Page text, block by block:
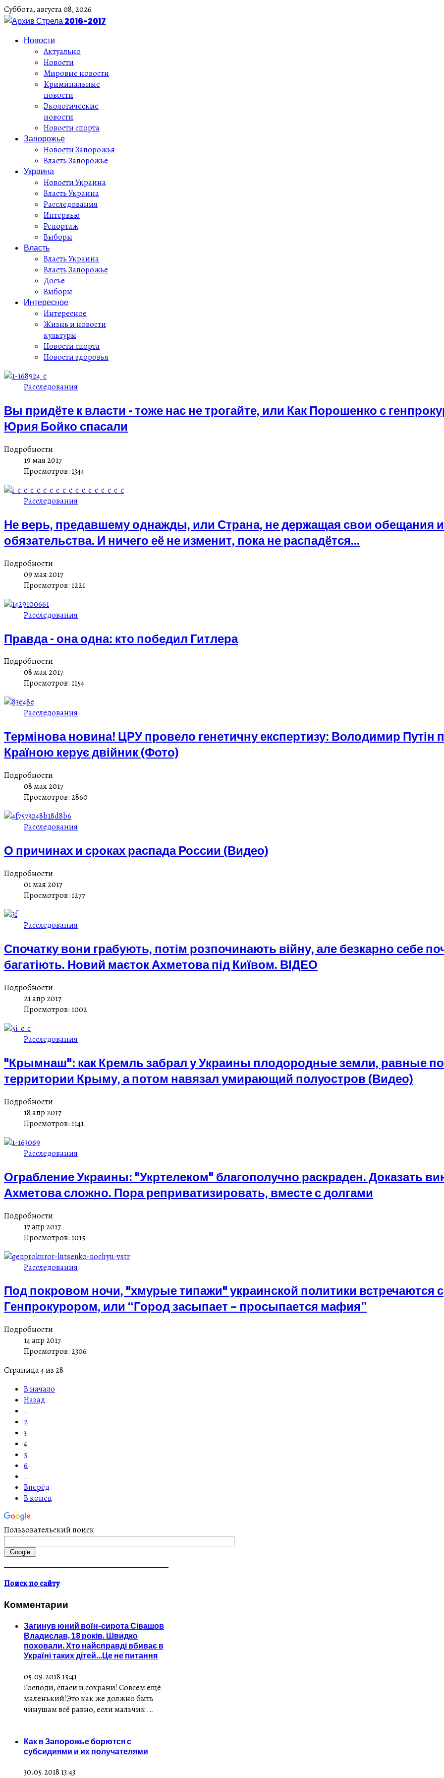
Суббота,августа08, 2026
Новости
Актуально
Новости
Мировые новости
Криминальные
новости
Экологические
новости
Новости спорта
Запорожье
Новости Запорожья
Власть Запорожье
Украина
Новости Украина
Власть Украина
Расследования
Интервью
Репортаж
Выборы
Власть
Власть Украина
Власть Запорожье
Досье
Выборы
Интересное
Интересное
Жизнь и новости
культуры
Новости спорта
Новости здоровья
Расследования
Вы придёте к власти - тоже нас не трогайте, или Как Порошенко с
Юрия Бойко спасали
Подробности
19 мая 2017
Просмотров: 1344
Расследования
Не верь, предавшему однажды, или Страна, не держащая свои обещания и
обязательства. И ничего её не изменит, пока не распадётся...
Подробности
09 мая 2017
Просмотров: 1221
Расследования
Правда - она одна: кто победил Гитлера
Подробности
08 мая 2017
Просмотров: 1154
Расследования
Термінова новина! ЦРУ провело генетичну експертизу: Володимир Путін
Країною керує двійник (Фото)
Подробности
08 мая 2017
Просмотров: 2860
Расследования
О причинах и сроках распада России (Видео)
Подробности
01 мая 2017
Просмотров: 1277
Расследования
Спочатку вони грабують, потім розпочинають війну, але безкарно себе
багатіють. Новий маєток Ахметова під Київом. ВІДЕО
Подробности
21 апр 2017
Просмотров: 1002
Расследования
"Крымнаш": как Кремль забрал у Украины плодородные земли, равные по
территории Крыму, а потом навязал умирающий полуостров (Видео)
Подробности
18 апр 2017
Просмотров: 1141
Расследования
Ограбление Украины: "Укртелеком" благополучно раскраден. Доказать
Ахметова сложно. Пора реприватизировать, вместе с долгами
Подробности
17 апр 2017
Просмотров: 1015
Расследования
Под покровом ночи, "хмурые типажи" украинской политики встречаются с
Генпрокурором, или “Город засыпает – просыпается мафия”
Подробности
14 апр 2017
Просмотров: 2306
Страница 4 из 28
В начало
Назад
…
2
3
4
5
6
…
Вперёд
В конец
Пользовательский поиск
Поиск по сайту
Комментарии
Загинув юний воїн-сирота Сівашов
Владислав, 18 років. Швидко
поховали. Хто найсправді вбиває в
Україні таких дітей...Це не питання
05.09.2018 15:41
Господи, спаси и сохрани! Совсем ещё
маленький!Это как же должно быть
чинушам всё равно, если мальчик ...
Как в Запорожье борются с
субсидиями и их получателями
30.05.2018 13:43